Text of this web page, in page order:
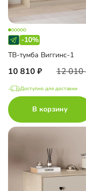
-10%
ТВ-тумба Виггинс-1
10 810 12 010
Доступно для доставки
В корзину